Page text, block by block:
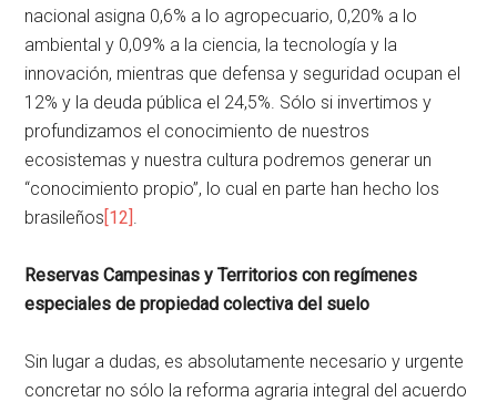
nacional asigna 0,6% a lo agropecuario, 0,20% a lo
ambiental y 0,09% a la ciencia, la tecnología y la
innovación, mientras que defensa y seguridad ocupan el
12% y la deuda pública el 24,5%. Sólo si invertimos y
profundizamos el conocimiento de nuestros
ecosistemas y nuestra cultura podremos generar un
“conocimiento propio”, lo cual en parte han hecho los
brasileños[12].
Reservas Campesinas y Territorios con regímenes
especiales de propiedad colectiva del suelo
Sin lugar a dudas, es absolutamente necesario y urgente
concretar no sólo la reforma agraria integral del acuerdo